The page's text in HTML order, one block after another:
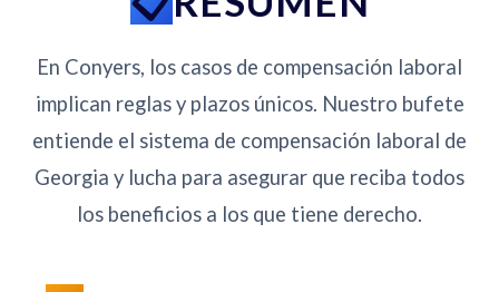
En Conyers, los casos de compensación laboral
implican reglas y plazos únicos. Nuestro bufete
entiende el sistema de compensación laboral de
Georgia y lucha para asegurar que reciba todos
los beneficios a los que tiene derecho.